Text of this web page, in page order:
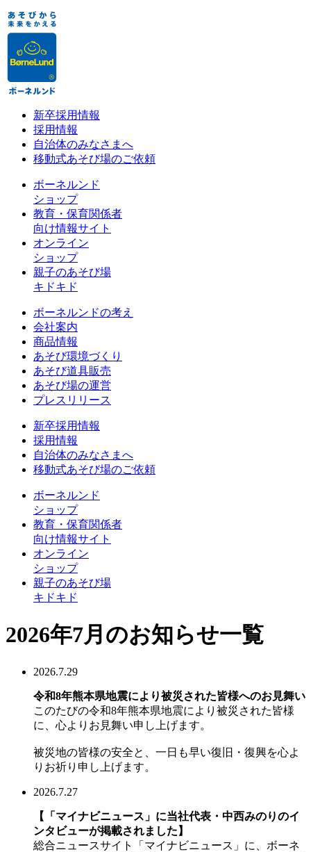
新卒採用情報
採用情報
自治体のみなさまへ
移動式あそび場のご依頼
ボーネルンド
ショップ
教育・保育関係者
向け情報サイト
オンライン
ショップ
親子のあそび場
キドキド
ボーネルンドの考え
会社案内
商品情報
あそび環境づくり
あそび道具販売
あそび場の運営
プレスリリース
新卒採用情報
採用情報
自治体のみなさまへ
移動式あそび場のご依頼
ボーネルンド
ショップ
教育・保育関係者
向け情報サイト
オンライン
ショップ
親子のあそび場
キドキド
2026年7月のお知らせ一覧
2026.7.29
令和8年熊本県地震により被災された皆様へのお見舞い
このたびの令和8年熊本県地震により被災された皆様
に、心よりお見舞い申し上げます。
被災地の皆様の安全と、一日も早い復旧・復興を心よ
りお祈り申し上げます。
2026.7.27
【「マイナビニュース」に当社代表・中西みのりのイ
ンタビューが掲載されました】
総合ニュースサイト「マイナビニュース」に、ボーネ